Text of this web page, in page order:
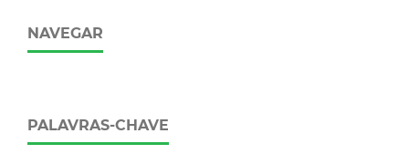
NAVEGAR
PALAVRAS-CHAVE